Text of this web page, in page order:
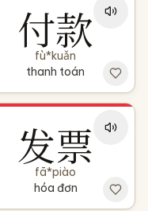
付款
fù*kuǎn
thanh toán
发票
fā*piào
hóa đơn